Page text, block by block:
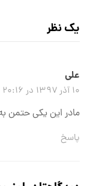
یک نظر
علی
۱۰ آذر ۱۳۹۷ در ۲۰:۱۶
مادر این یکی
پاسخ